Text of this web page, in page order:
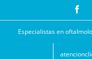
contenidoEspecialistas en